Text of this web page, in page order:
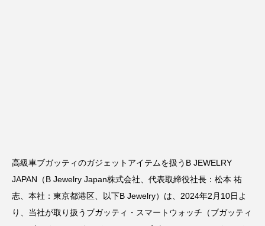
高級車ブガッティのガジェットアイテムを扱うB JEWELRY
JAPAN（B Jewelry Japan株式会社、代表取締役社長：松本 祐
志、本社：東京都港区、以下B Jewelry）は、2024年2月10日よ
り、当社が取り扱うブガッティ・スマートウォッチ（ブガッティ